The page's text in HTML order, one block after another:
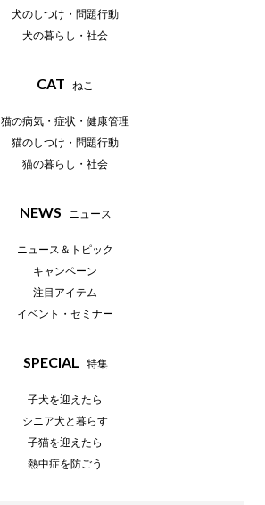
犬のしつけ・問題行動
犬の暮らし・社会
CAT ねこ
猫の病気・症状・健康管理
猫のしつけ・問題行動
猫の暮らし・社会
NEWS ニュース
ニュース＆トピック
キャンペーン
注目アイテム
イベント・セミナー
SPECIAL 特集
子犬を迎えたら
シニア犬と暮らす
子猫を迎えたら
熱中症を防ごう